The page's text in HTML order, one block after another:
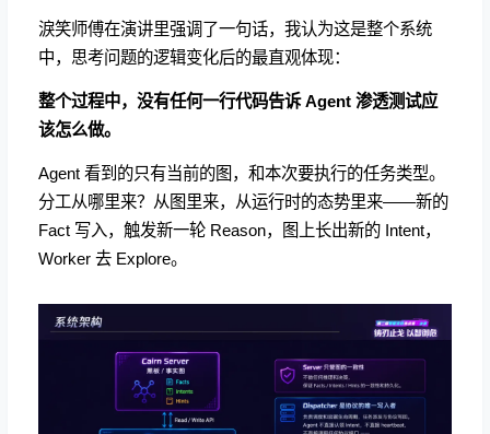
淚笑师傅在演讲里强调了一句话，我认为这是整个系统
中，思考问题的逻辑变化后的最直观体现：
整个过程中，没有任何一行代码告诉 Agent 渗透测试应
该怎么做。
Agent 看到的只有当前的图，和本次要执行的任务类型。
分工从哪里来？从图里来，从运行时的态势里来——新的
Fact 写入，触发新一轮 Reason，图上长出新的 Intent，
Worker 去 Explore。